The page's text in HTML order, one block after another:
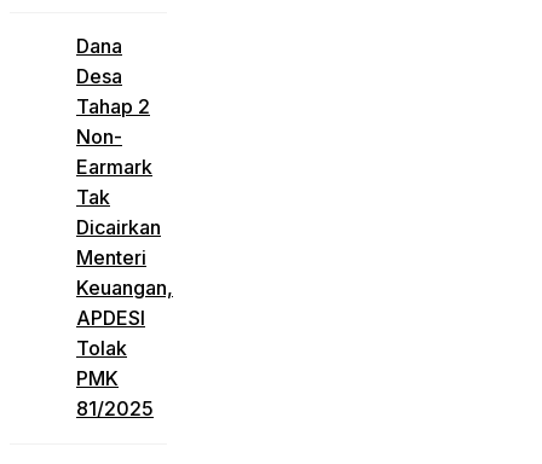
Dana
Desa
Tahap 2
Non-
Earmark
Tak
Dicairkan
Menteri
Keuangan,
APDESI
Tolak
PMK
81/2025